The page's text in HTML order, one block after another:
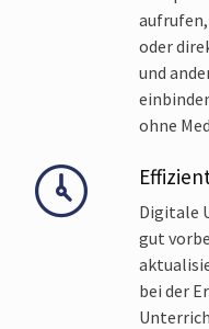
oder
und
ohne
Digitale
gut
bei der